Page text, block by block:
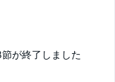
が終了しました